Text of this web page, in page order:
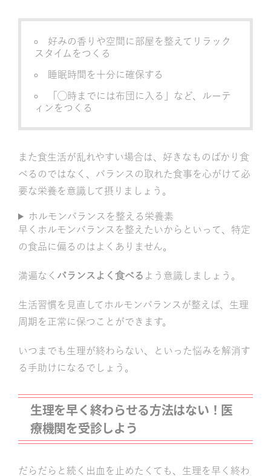
好みの香りや空間に部屋を整えてリラック
スタイムをつくる
睡眠時間を十分に確保する
「◯時までには布団に入る」など、ルーテ
ィンをつくる
また食生活が乱れやすい場合は、好きなものばかり食
べるのではなく、バランスの取れた食事を心がけて必
要な栄養を意識して摂りましょう。
ホルモンバランスを整える栄養素
早くホルモンバランスを整えたいからといって、特定
の食品に偏るのはよくありません。
満遍なく バランスよく食べる よう意識しましょう。
生活習慣を見直してホルモンバランスが整えば、生理
周期を正常に保つことができます。
いつまでも生理が終わらない、といった悩みを解消す
る手助けになるでしょう。
生理を早く終わらせる方法はない！医
療機関を受診しよう
だらだらと続く出血を止めたくても、生理を早く終わ